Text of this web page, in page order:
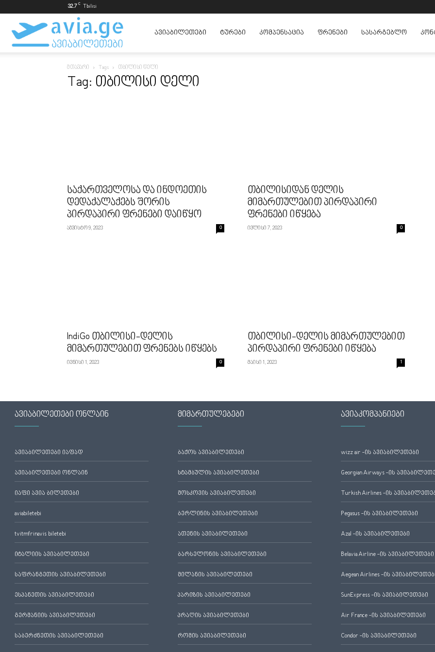
32.7 C Tbilisi
ავიაბილეთები
ყველაზე
ᲐᲕᲘᲐᲑᲘᲚᲔᲗᲔᲑᲘ ᲢᲣᲠᲔᲑᲘ ᲙᲝᲛᲞᲔᲜᲡᲐᲪᲘᲐ ᲤᲠᲔᲜᲔᲑᲘ ᲡᲐᲡᲐᲠᲒᲔᲑᲚᲝ
მთავარი Tags თბილისი დელი
Tag: თბილისი დელი
საქართველოსა და ინდოეთის
დედაქალაქებს შორის
პირდაპირი ფრენები დაიწყო
აგვისტო 9, 2023 0
თბილისიდან დელის
მიმართულებით პირდაპირი
ფრენები იწყება
ივლისი 7, 2023 0
IndiGo თბილისი-დელის
მიმართულებით ფრენებს იწყებს
ივნისი 1, 2023 0
თბილისი-დელის მიმართულებით
პირდაპირი ფრენები იწყება
მაისი 1, 2023 1
ავიაბილეთები ონლაინ
ავიაბილეთები იაფად
ავიაბილეთები ონლაინ
იაფი ავია ბილეთები
aviabiletebi
tvitmfrinavis biletebi
იტალიის ავიაბილეთები
საფრანგეთის ავიაბილეთები
ესპანეთის ავიაბილეთები
გერმანიის ავიაბილეთები
საბერძნეთის ავიაბილეთები
მიმართულებები
ბაქოს ავიაბილეთები
სტამბულის ავიაბილეთები
მოსკოვის ავიაბილეთები
ბერლინის ავიაბილეთები
ათენის ავიაბილეთები
ბარსელონის ავიაბილეთები
მილანის ავიაბილეთები
პარიზის ავიაბილეთები
პრაღის ავიაბილეთები
რომის ავიაბილეთები
ავიაკომპანიები
wizz air -ის ავიაბილეთები
Georgian Airways -ის
Turkish Airlines -ის
Pegasus -ის ავიაბილეთები
Azal -ის ავიაბილეთები
Belavia Airline -ის ავიაბილეთები
Aegean Airlines -ის
SunExpress -ის ავიაბილეთები
Air France -ის ავიაბილეთები
Condor -ის ავიაბილეთები